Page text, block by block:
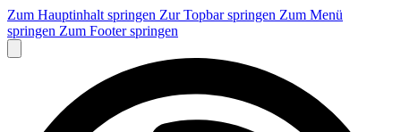
Zum Hauptinhalt springen Zur Topbar springen Zum Menü
springen Zum Footer springen